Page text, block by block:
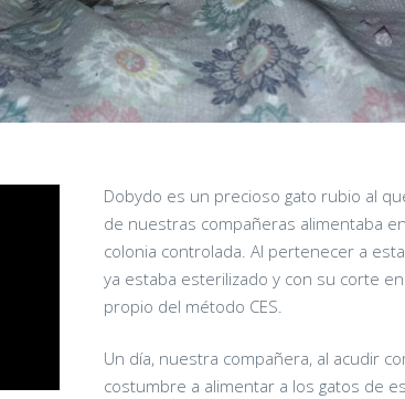
Dobydo es un precioso gato rubio al
de nuestras compañeras alimentaba
colonia controlada. Al pertenecer a
ya estaba esterilizado y con su corte
propio del método CES.
Un día, nuestra compañera, al acudir
costumbre a alimentar a los gatos de